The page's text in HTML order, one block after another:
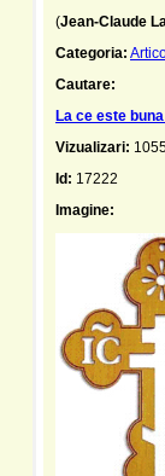
(Jean-Claude
Categoria:
Cautare:
La ce este
Vizualizari:
Id: 17222
Imagine: